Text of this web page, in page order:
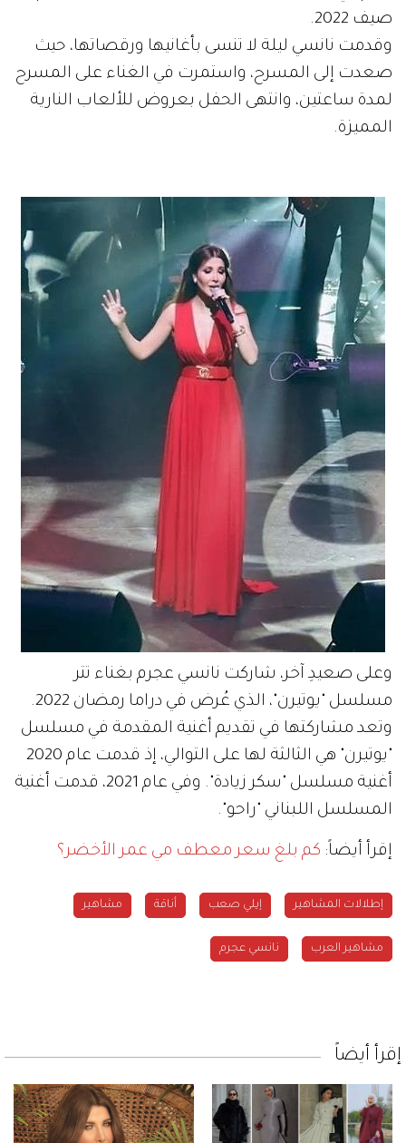
صيف 2022.
وقدمت نانسي ليلة لا تنسى بأغانيها ورقصاتها، حيث
صعدت إلى المسرح، واستمرت في الغناء على المسرح
لمدة ساعتين، وانتهى الحفل بعروض للألعاب النارية
المميزة.
وعلى صعيدِ آخر، شاركت نانسي عجرم بغناء تتر
مسلسل "يوتيرن"، الذي عُرض في دراما رمضان 2022.
وتعد مشاركتها في تقديم أغنية المقدمة في مسلسل
"يوتيرن" هي الثالثة لها على التوالي، إذ قدمت عام 2020
أغنية مسلسل "سكر زيادة". وفي عام 2021، قدمت أغنية
المسلسل اللبناني "راحو".
إقرأ أيضاً: كم بلغ سعر معطف مي عمر الأخضر؟
إطلالات المشاهير إيلي صعب أناقة مشاهير
مشاهير العرب نانسي عجرم
إقرأ أيضاً